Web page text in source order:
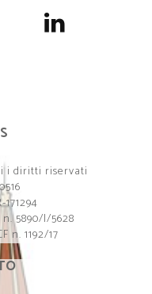
i diritti riservati
5890/I/5628
n. 1192/17